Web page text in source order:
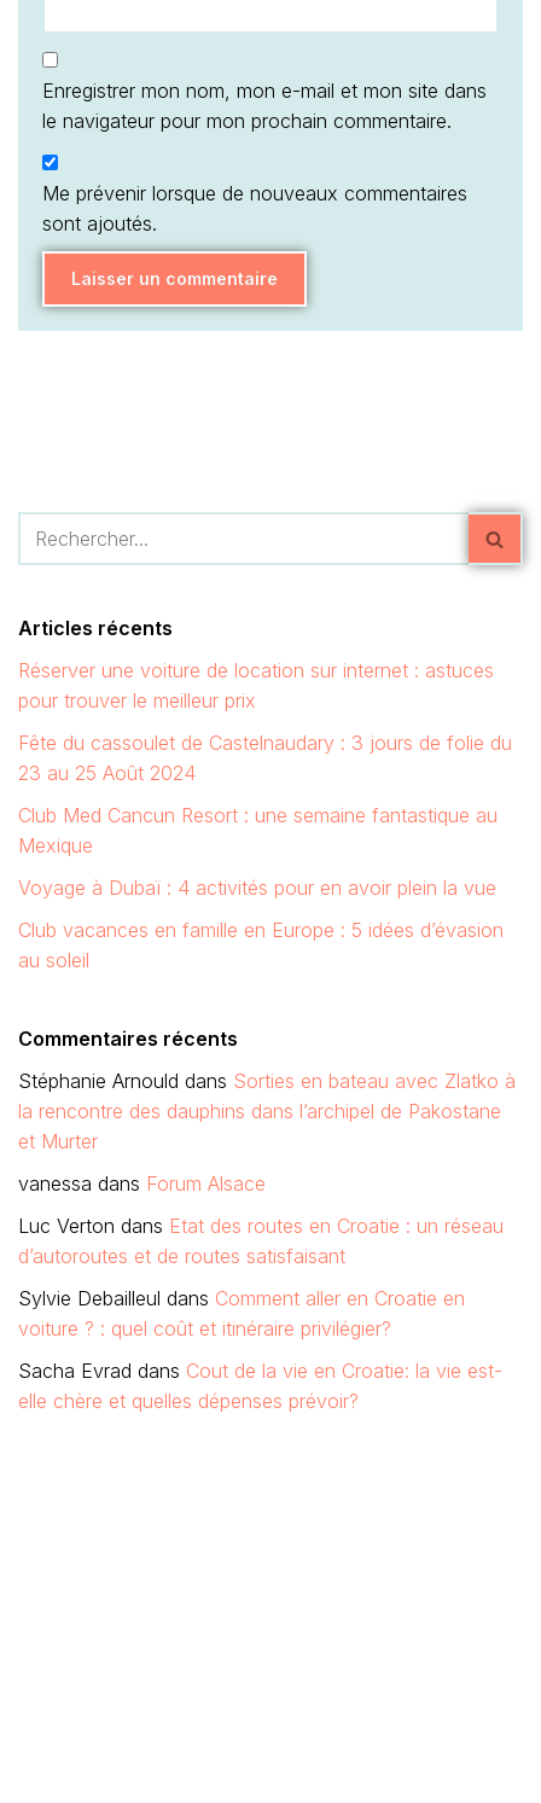
Enregistrer mon nom, mon e-mail et mon site dans
le navigateur pour mon prochain commentaire.
Me prévenir lorsque de nouveaux commentaires
sont ajoutés.
Articles récents
Réserver une voiture de location sur internet : astuces
pour trouver le meilleur prix
Fête du cassoulet de Castelnaudary : 3 jours de folie du
23 au 25 Août 2024
Club Med Cancun Resort : une semaine fantastique au
Mexique
Voyage à Dubaï : 4 activités pour en avoir plein la vue
Club vacances en famille en Europe : 5 idées d’évasion
au soleil
Commentaires récents
Stéphanie Arnould dans Sorties en bateau avec Zlatko à
la rencontre des dauphins dans l’archipel de Pakostane
et Murter
vanessa dans Forum Alsace
Luc Verton dans Etat des routes en Croatie : un réseau
d’autoroutes et de routes satisfaisant
Sylvie Debailleul dans Comment aller en Croatie en
voiture ? : quel coût et itinéraire privilégier?
Sacha Evrad dans Cout de la vie en Croatie: la vie est-
elle chère et quelles dépenses prévoir?